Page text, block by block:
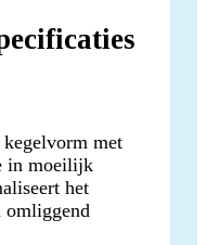
met
in moeilijk
het
omliggend